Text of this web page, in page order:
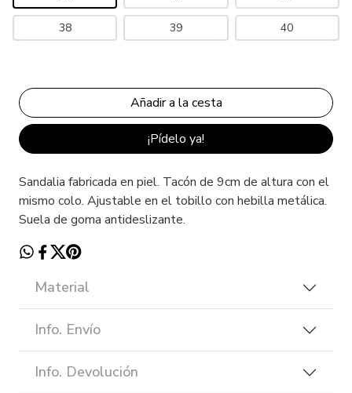
38 39 40
¡Pídelo ya!
Sandalia fabricada en piel. Tacón de 9cm de altura con el
mismo colo. Ajustable en el tobillo con hebilla metálica.
Suela de goma antideslizante.
Material
Info. Envío
Info. Devolución